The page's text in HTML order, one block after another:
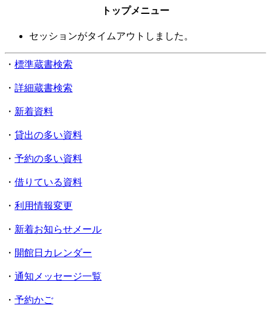
トップメニュー
セッションがタイムアウトしました。
・ 標準蔵書検索
・ 詳細蔵書検索
・ 新着資料
・ 貸出の多い資料
・ 予約の多い資料
・ 借りている資料
・ 利用情報変更
・ 新着お知らせメール
・ 開館日カレンダー
・ 通知メッセージ一覧
・ 予約かご